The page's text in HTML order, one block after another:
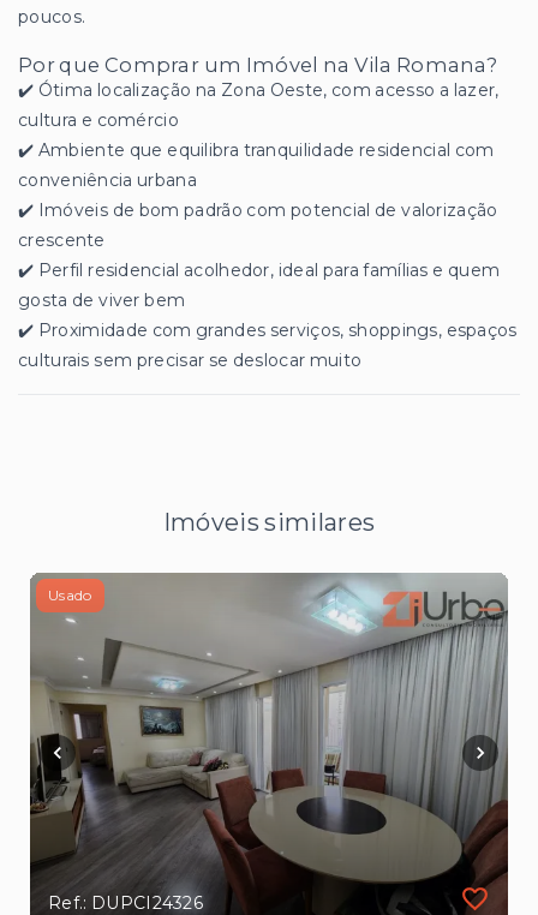
poucos.
Por que Comprar um Imóvel na Vila Romana?
✔️ Ótima localização na Zona Oeste, com acesso a lazer,
cultura e comércio
✔️ Ambiente que equilibra tranquilidade residencial com
conveniência urbana
✔️ Imóveis de bom padrão com potencial de valorização
crescente
✔️ Perfil residencial acolhedor, ideal para famílias e quem
gosta de viver bem
✔️ Proximidade com grandes serviços, shoppings, espaços
culturais sem precisar se deslocar muito
Imóveis similares
Usado
Ref.: DUPCI24326